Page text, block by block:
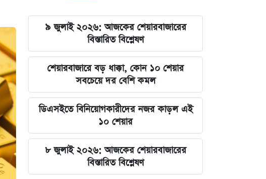
সৌদি আরবের সাথে কৌশলগত দীর্ঘমেয়াদি
সম্পর্ক চান প্রধানমন্ত্রী তারেক রহমান
মার্কিন অর্থনীতি ও ফেডের সিদ্ধান্তের
অপেক্ষায় আন্তর্জাতিক ধাতুর বাজার
শেখ হাসিনার বক্তব্য প্রচারের আয়োজনে
সম্পৃক্ততা নেই দিল্লির: রণধীর জয়সোয়াল
সিট দখল ঘিরে আলিয়া মাদ্রাসায় ছাত্রদল-
শিবির রক্তক্ষয়ী সংঘর্ষ
মঙ্গলবারের পাঁচ ওয়াক্ত নামাজের সময়সূচি
৯ জুলাই ২০২৬: আজকের শেয়ারবাজারের
বিস্তারিত বিশ্লেষণ
শেয়ারবাজারে বড় ধাক্কা, কোন ১০ শেয়ার
সবচেয়ে দর বেশি কমল
ডিএসইতে বিনিয়োগকারীদের নজর কাড়ল এই
১০ শেয়ার
৮ জুলাই ২০২৬: আজকের শেয়ারবাজারের
বিস্তারিত বিশ্লেষণ